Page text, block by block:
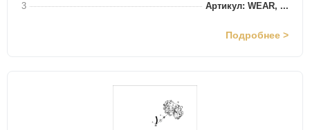
3
Артикул: WEAR, ...
Подробнее >